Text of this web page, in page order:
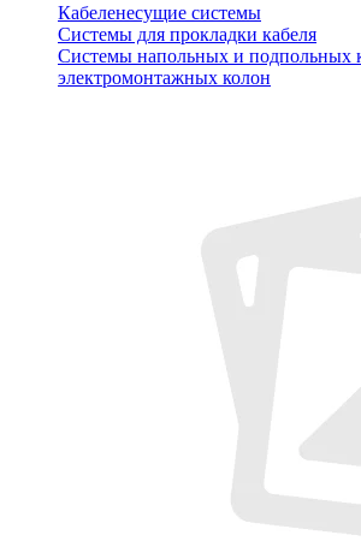
Кабеленесущие системы
Системы для прокладки кабеля
Системы напольных и подпольных
электромонтажных колон